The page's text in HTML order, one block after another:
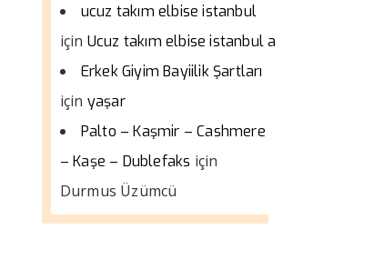
ucuz takım elbise istanbul
için Ucuz takım elbise istanbul a
Erkek Giyim Bayiilik Şartları
için yaşar
Palto – Kaşmir – Cashmere
– Kaşe – Dublefaks için
Durmus Üzümcü